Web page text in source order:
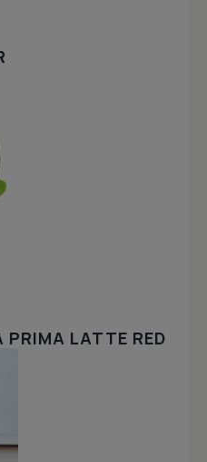
PRIMA LATTE RED